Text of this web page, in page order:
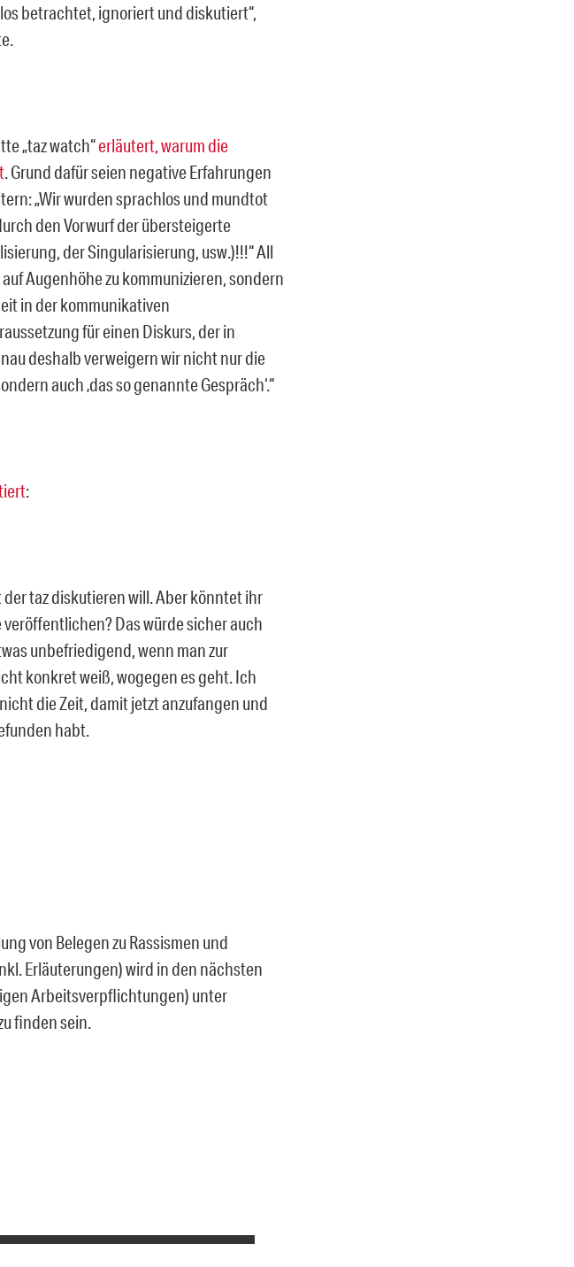
betrachtet, ignoriert und diskutiert“,
„taz watch“erläutert, warum die
. Grund dafür seien negative Erfahrungen
„Wir wurden sprachlos und mundtot
den Vorwurf der übersteigerte
der Singularisierung, usw.)!!!“ All
Augenhöhe zu kommunizieren, sondern
in der kommunikativen
für einen Diskurs, der in
deshalb verweigern wir nicht nur die
auch ‚das so genannte Gespräch‘.“
:
taz diskutieren will. Aber könntet ihr
Das würde sicher auch
unbefriedigend, wenn man zur
konkret weiß, wogegen es geht. Ich
die Zeit, damit jetzt anzufangen und
habt.
von Belegen zu Rassismen und
Erläuterungen) wird in den nächsten
Arbeitsverpflichtungen) unter
finden sein.